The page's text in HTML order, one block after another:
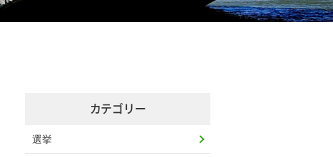
カテゴリー
選挙